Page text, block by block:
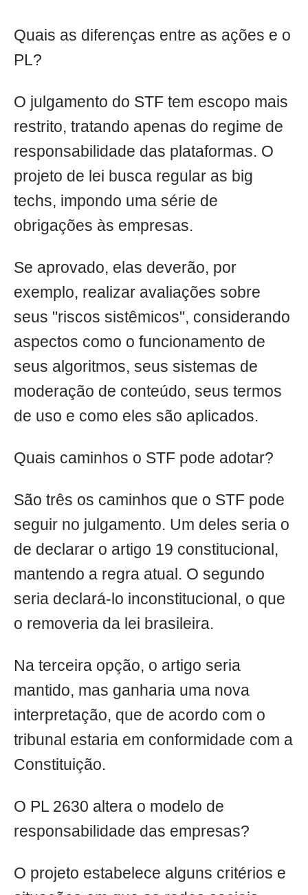
Quais as diferenças entre as ações e o
PL?
O julgamento do STF tem escopo mais
restrito, tratando apenas do regime de
responsabilidade das plataformas. O
projeto de lei busca regular as big
techs, impondo uma série de
obrigações às empresas.
Se aprovado, elas deverão, por
exemplo, realizar avaliações sobre
seus "riscos sistêmicos", considerando
aspectos como o funcionamento de
seus algoritmos, seus sistemas de
moderação de conteúdo, seus termos
de uso e como eles são aplicados.
Quais caminhos o STF pode adotar?
São três os caminhos que o STF pode
seguir no julgamento. Um deles seria o
de declarar o artigo 19 constitucional,
mantendo a regra atual. O segundo
seria declará-lo inconstitucional, o que
o removeria da lei brasileira.
Na terceira opção, o artigo seria
mantido, mas ganharia uma nova
interpretação, que de acordo com o
tribunal estaria em conformidade com a
Constituição.
O PL 2630 altera o modelo de
responsabilidade das empresas?
O projeto estabelece alguns critérios e